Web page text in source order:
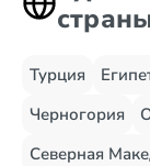
Турция
Черногория
Северная